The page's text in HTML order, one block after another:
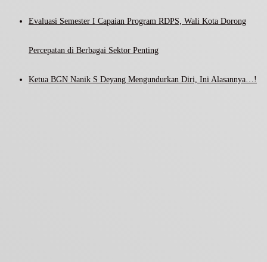
Evaluasi Semester I Capaian Program RDPS, Wali Kota Dorong
Percepatan di Berbagai Sektor Penting
Ketua BGN Nanik S Deyang Mengundurkan Diri, Ini Alasannya…!